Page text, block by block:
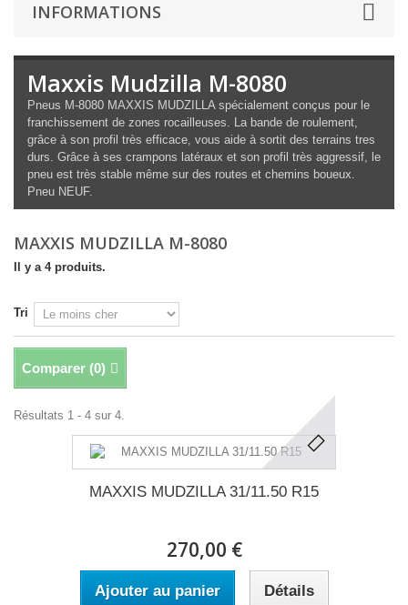
INFORMATIONS
Maxxis Mudzilla M-8080
Pneus M-8080 MAXXIS MUDZILLA spécialement conçus pour le
franchissement de zones rocailleuses. La bande de roulement,
grâce à son profil très efficace, vous aide à sortit des terrains tres
durs. Grâce à ses crampons latéraux et son profil très aggressif, le
pneu est très stable même sur des routes et chemins boueux.
Pneu NEUF.
MAXXIS MUDZILLA M-8080
Il y a 4 produits.
Tri
Comparer (0)
Résultats 1 - 4 sur 4.
MAXXIS MUDZILLA 31/11.50 R15
270,00 €
Ajouter au panier Détails